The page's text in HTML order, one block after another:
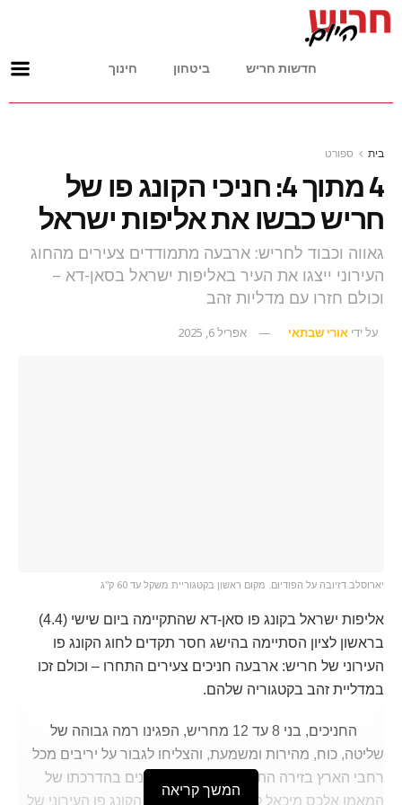
חדשות חריש ביטחון חינוך
בית ספורט
4 מתוך 4: חניכי הקונג פו של
חריש כבשו את אליפות ישראל
גאווה וכבוד לחריש: ארבעה מתמודדים צעירים מהחוג
העירוני ייצגו את העיר באליפות ישראל בסאן-דא –
וכולם חזרו עם מדליות זהב
על ידי אורי שבתאי אפריל 6, 2025
יארוסלב דזיובה על הפודיום. מקום ראשון בקטגוריית משקל עד 60 ק"ג
אליפות ישראל בקונג פו סאן-דא שהתקיימה ביום שישי (4.4)
בראשון לציון הסתיימה בהישג חסר תקדים לחוג הקונג פו
העירוני של חריש: ארבעה חניכים צעירים התחרו – וכולם זכו
במדליית זהב בקטגוריה שלהם.
החניכים, בני 8 עד 12 מחריש, הפגינו רמה גבוהה של
שליטה, כוח, מהירות ומשמעת, והצליחו לגבור על יריבים מכל
רחבי הארץ בזירה התחרותית. הם מתאמנים בהדרכתו של
המאמן אלכס מיכאל קרלמן במסגרת חוג הקונג פו העירוני של
המשך קריאה